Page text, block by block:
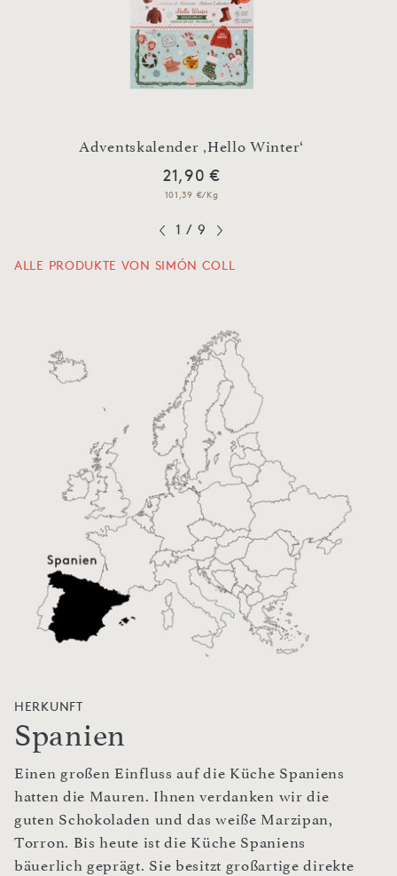
Adventskalender ‚Hello Winter‘
21,90 €
101,39 €/Kg
1 / 9
ALLE PRODUKTE VON SIMÓN COLL
HERKUNFT
Spanien
Einen großen Einfluss auf die Küche Spaniens
hatten die Mauren. Ihnen verdanken wir die
guten Schokoladen und das weiße Marzipan,
Torron. Bis heute ist die Küche Spaniens
bäuerlich geprägt. Sie besitzt großartige direkte